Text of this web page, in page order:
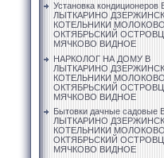
Установка кондиционеров
ЛЫТКАРИНО
КОТЕЛЬНИКИ МОЛОКОВО
ОКТЯБРЬСКИЙ
МЯЧКОВО ВИДНОЕ
НАРКОЛОГ НА ДОМУ В
ЛЫТКАРИНО
КОТЕЛЬНИКИ МОЛОКОВО
ОКТЯБРЬСКИЙ
МЯЧКОВО ВИДНОЕ
Бытовки дачные садовые
ЛЫТКАРИНО
КОТЕЛЬНИКИ МОЛОКОВО
ОКТЯБРЬСКИЙ
МЯЧКОВО ВИДНОЕ